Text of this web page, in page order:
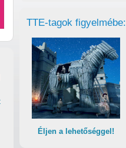
TTE-tagok figyelmébe:
Éljen a lehetőséggel!